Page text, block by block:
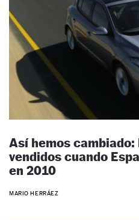
Así hemos
vendidos cuando
en 2010
MARIO HERRÁEZ